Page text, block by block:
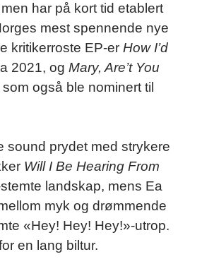
har på kort tid etablert
mest spennende nye
kritikerroste EP-er How I’d
2021, og Mary, Are’t You
også ble nominert til
sound prydet med strykere
Will I Be Hearing From
landskap, mens Ea
myk og drømmende
«Hey! Hey! Hey!»-utrop.
en lang biltur.